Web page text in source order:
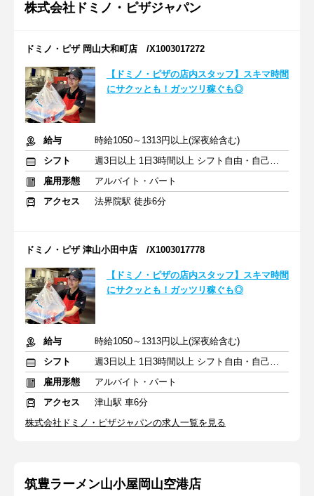
株式会社ドミノ・ピザジャパン
ドミノ・ピザ 岡山大和町店 /X1003017272
【ドミノ・ピザの店内スタッフ】スキマ時間
にサクッとも！ガッツリ稼ぐも◎
給与
時給1050～1313円以上(深夜給含む)
シフト
週3日以上 1日3時間以上 シフト自由・自己申告
雇用形態
アルバイト・パート
アクセス
法界院駅 徒歩6分
ドミノ・ピザ 津山小田中店 /X1003017778
【ドミノ・ピザの店内スタッフ】スキマ時間
にサクッとも！ガッツリ稼ぐも◎
給与
時給1050～1313円以上(深夜給含む)
シフト
週3日以上 1日3時間以上 シフト自由・自己申告
雇用形態
アルバイト・パート
アクセス
津山駅 車6分
株式会社ドミノ・ピザジャパンの求人一覧を見る
筑豊ラーメン山小屋岡山空港店